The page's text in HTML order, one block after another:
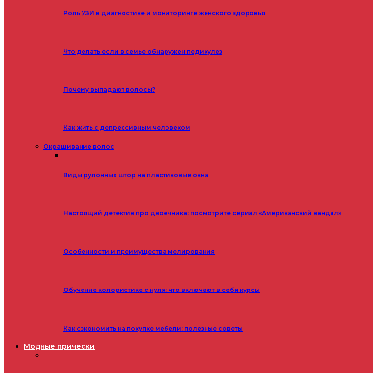
Роль УЗИ в диагностике и мониторинге женского здоровья
Что делать если в семье обнаружен педикулез
Почему выпадают волосы?
Как жить с депрессивным человеком
Окрашивание волос
Виды рулонных штор на пластиковые окна
Настоящий детектив про двоечника: посмотрите сериал «Американский вандал»
Особенности и преимущества мелирования
Обучение колористике с нуля: что включают в себя курсы
Как сэкономить на покупке мебели: полезные советы
Модные прически